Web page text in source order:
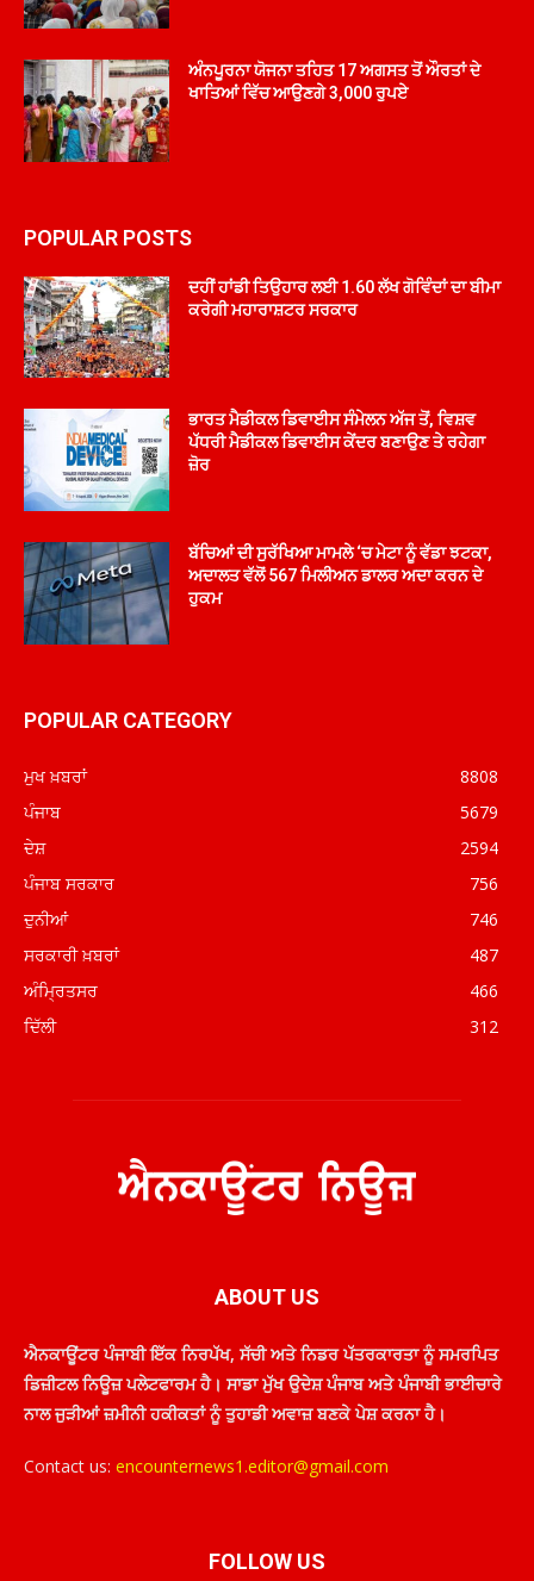
ਅੰਨਪੂਰਨਾ ਯੋਜਨਾ ਤਹਿਤ 17 ਅਗਸਤ ਤੋਂ ਔਰਤਾਂ ਦੇ
ਖਾਤਿਆਂ ਵਿੱਚ ਆਉਣਗੇ 3,000 ਰੁਪਏ
POPULAR POSTS
ਦਹੀਂ ਹਾਂਡੀ ਤਿਉਹਾਰ ਲਈ 1.60 ਲੱਖ ਗੋਵਿੰਦਾਂ ਦਾ ਬੀਮਾ
ਕਰੇਗੀ ਮਹਾਰਾਸ਼ਟਰ ਸਰਕਾਰ
ਭਾਰਤ ਮੈਡੀਕਲ ਡਿਵਾਈਸ ਸੰਮੇਲਨ ਅੱਜ ਤੋਂ, ਵਿਸ਼ਵ
ਪੱਧਰੀ ਮੈਡੀਕਲ ਡਿਵਾਈਸ ਕੇਂਦਰ ਬਣਾਉਣ ਤੇ ਰਹੇਗਾ
ਜ਼ੋਰ
ਬੱਚਿਆਂ ਦੀ ਸੁਰੱਖਿਆ ਮਾਮਲੇ ‘ਚ ਮੇਟਾ ਨੂੰ ਵੱਡਾ ਝਟਕਾ,
ਅਦਾਲਤ ਵੱਲੋਂ 567 ਮਿਲੀਅਨ ਡਾਲਰ ਅਦਾ ਕਰਨ ਦੇ
ਹੁਕਮ
POPULAR CATEGORY
ਮੁਖ ਖ਼ਬਰਾਂ
8808
ਪੰਜਾਬ
5679
ਦੇਸ਼
2594
ਪੰਜਾਬ ਸਰਕਾਰ
756
ਦੁਨੀਆਂ
746
ਸਰਕਾਰੀ ਖ਼ਬਰਾਂ
487
ਅੰਮ੍ਰਿਤਸਰ
466
ਦਿੱਲੀ
312
ABOUT US
ਐਨਕਾਊਂਟਰ ਪੰਜਾਬੀ ਇੱਕ ਨਿਰਪੱਖ, ਸੱਚੀ ਅਤੇ ਨਿਡਰ ਪੱਤਰਕਾਰਤਾ ਨੂੰ ਸਮਰਪਿਤ
ਡਿਜ਼ੀਟਲ ਨਿਊਜ਼ ਪਲੇਟਫਾਰਮ ਹੈ। ਸਾਡਾ ਮੁੱਖ ਉਦੇਸ਼ ਪੰਜਾਬ ਅਤੇ ਪੰਜਾਬੀ ਭਾਈਚਾਰੇ
ਨਾਲ ਜੁੜੀਆਂ ਜ਼ਮੀਨੀ ਹਕੀਕਤਾਂ ਨੂੰ ਤੁਹਾਡੀ ਅਵਾਜ਼ ਬਣਕੇ ਪੇਸ਼ ਕਰਨਾ ਹੈ।
Contact us: encounternews1.editor@gmail.com
FOLLOW US